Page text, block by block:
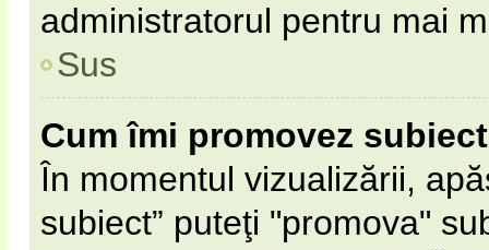
administratorul pentru mai
Sus
Cum îmi promovez
În momentul vizualizării,
subiect” puteţi "promova"